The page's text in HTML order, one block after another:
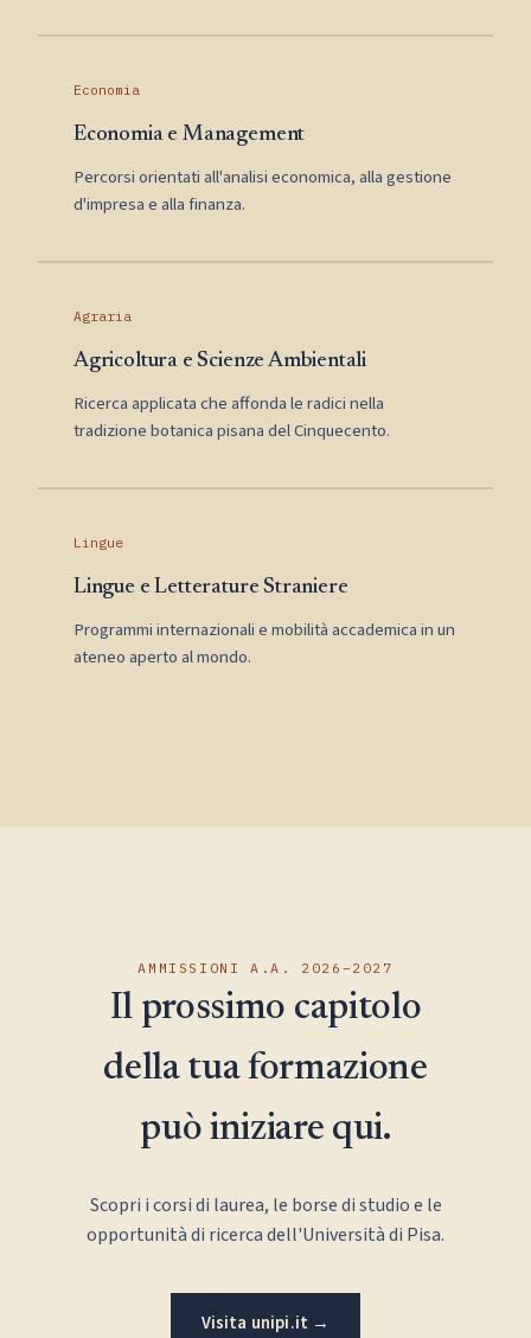
Economia
Economia e Management
Percorsi orientati all'analisi economica, alla gestione
d'impresa e alla finanza.
Agraria
Agricoltura e Scienze Ambientali
Ricerca applicata che affonda le radici nella
tradizione botanica pisana del Cinquecento.
Lingue
Lingue e Letterature Straniere
Programmi internazionali e mobilità accademica in un
ateneo aperto al mondo.
AMMISSIONI A.A. 2026–2027
Il prossimo capitolo
della tua formazione
può iniziare qui.
Scopri i corsi di laurea, le borse di studio e le
opportunità di ricerca dell'Università di Pisa.
Visita unipi.it →